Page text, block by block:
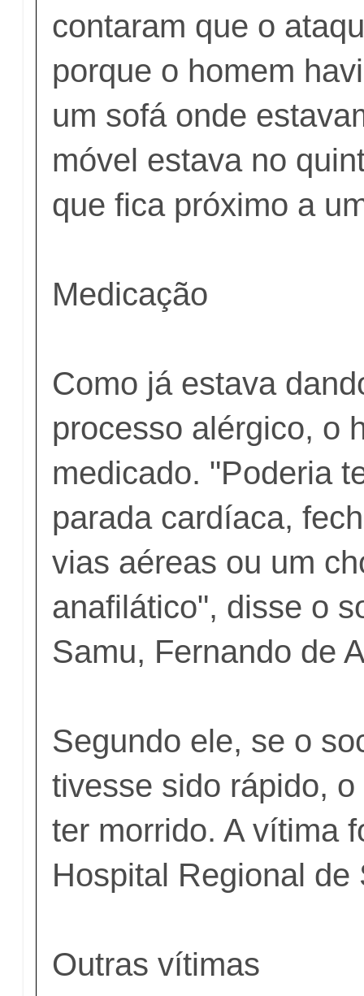
contaram que o
porque o homem
um sofá onde
móvel estava no
que fica próximo a
Medicação
Como já estava
processo alérgico, o
medicado. "Poderia
parada cardíaca,
vias aéreas ou um
anafilático", disse o
Samu, Fernando de
Segundo ele, se o
tivesse sido rápido,
ter morrido. A vítima
Hospital Regional de
Outras vítimas